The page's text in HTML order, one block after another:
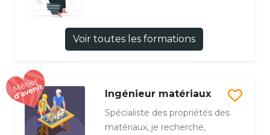
Voir toutes les formations
Ingénieur matériaux
Spécialiste des propriétés des
matériaux, je recherche,